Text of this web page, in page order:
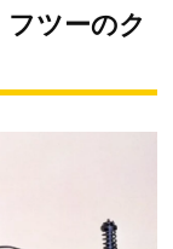
フツーのク